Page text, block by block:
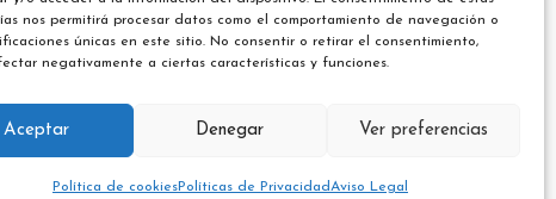
nos permitirá procesar datos como el comportamiento de navegación o
únicas en este sitio. No consentir o retirar el consentimiento,
negativamente a ciertas características y funciones.
Aceptar Denegar Ver preferencias
Política de cookiesPolíticas de PrivacidadAviso Legal